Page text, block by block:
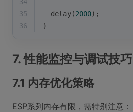
35
delay(2000);
36
}
7. 性能监控与调试技巧
7.1 内存优化策略
ESP系列内存有限，需特别注意：